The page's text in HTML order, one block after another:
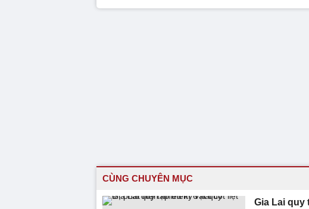
CÙNG CHUYÊN MỤC
Gia Lai quy